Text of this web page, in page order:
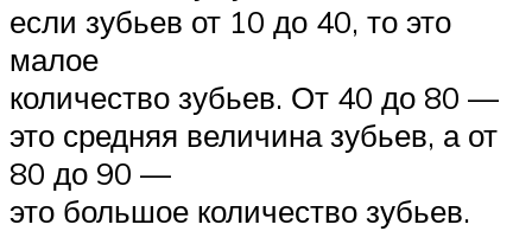
если зубьев от 10 до 40, то это
малое
количество зубьев. От 40 до 80 —
это средняя величина зубьев, а от
80 до 90 —
это большое количество зубьев.